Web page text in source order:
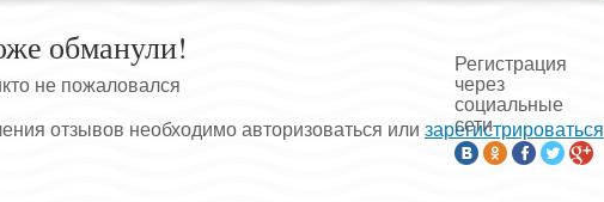
обманули!
не пожаловался
отзывов необходимо авторизоваться или зарегистрироваться
Регистрация
через
социальные
сети